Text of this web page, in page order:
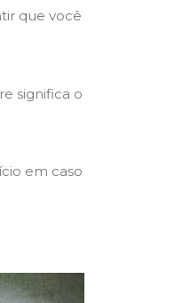
que você
significa o
em caso